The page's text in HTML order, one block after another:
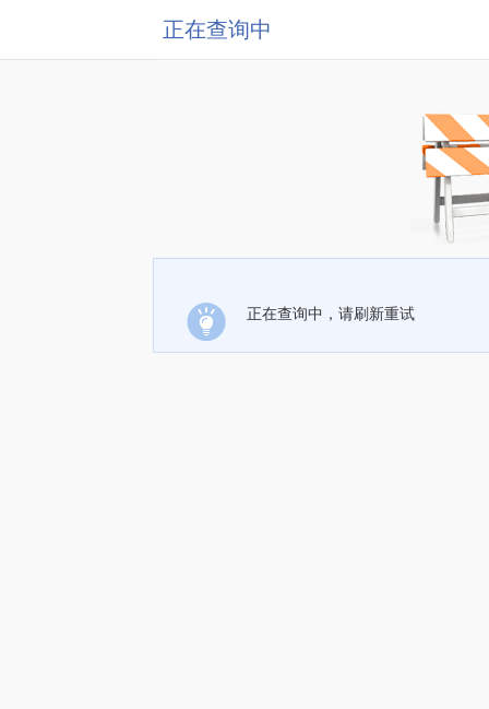
正在查询中
正在查询中，请刷新重试